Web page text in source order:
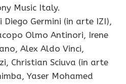
Music Italy.
Germini (in arte IZI),
Olmo Antinori, Irene
Alex Aldo Vinci,
Christian Sciuva (in arte
Yaser Mohamed